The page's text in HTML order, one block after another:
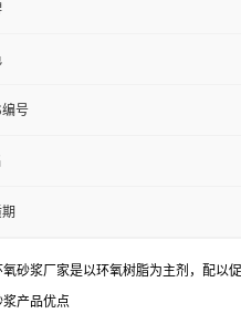
号
氧砂浆厂家是以环氧树脂为主剂，配以
产品优点